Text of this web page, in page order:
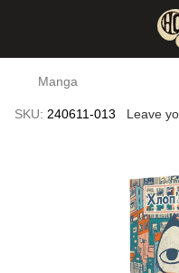
Manga
SKU: 240611-013 Leave